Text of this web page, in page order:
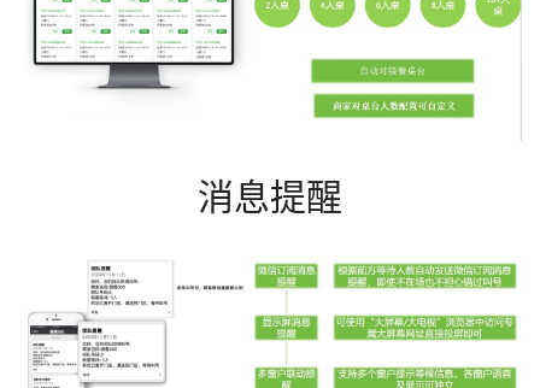
消息提醒